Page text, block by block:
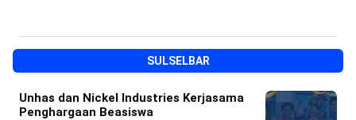
SULSELBAR
Unhas dan Nickel Industries Kerjasama
Penghargaan Beasiswa